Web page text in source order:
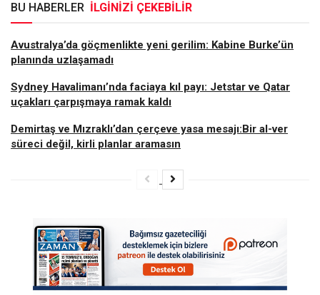
BU HABERLER İLGİNİZİ ÇEKEBİLİR
Avustralya’da göçmenlikte yeni gerilim: Kabine Burke’ün
planında uzlaşamadı
Sydney Havalimanı’nda faciaya kıl payı: Jetstar ve Qatar
uçakları çarpışmaya ramak kaldı
Demirtaş ve Mızraklı’dan çerçeve yasa mesajı:Bir al-ver
süreci değil, kirli planlar aramasın